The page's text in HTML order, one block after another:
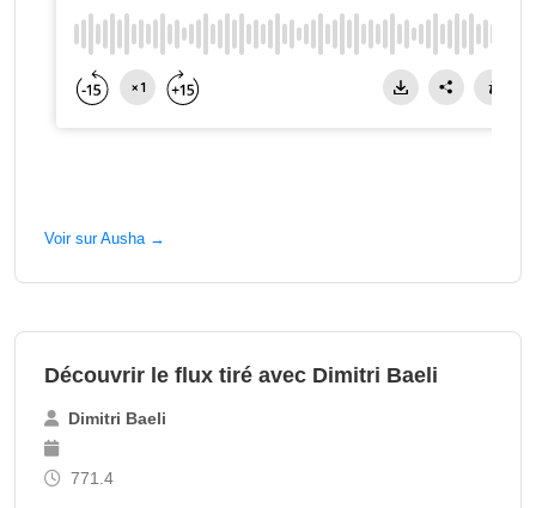
Voir sur Ausha →
Découvrir le flux tiré avec Dimitri Baeli
Dimitri Baeli
771.4